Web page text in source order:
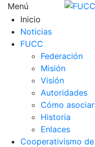
Menú
Inicio
Noticias
FUCC
Federación
Misión
Visión
Autoridades
Cómo
Historia
Enlaces
Cooperativismo